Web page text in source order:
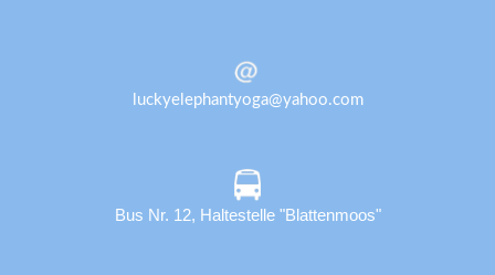
luckyelephantyoga@yahoo.com
Bus Nr. 12, Haltestelle "Blattenmoos"